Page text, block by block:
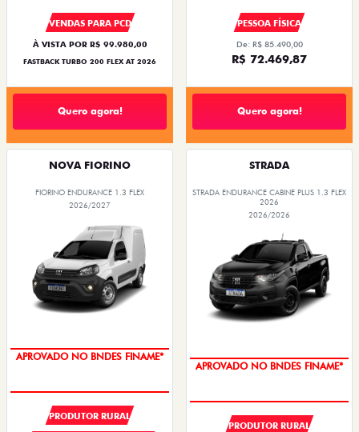
VENDAS PARA PCD
À VISTA POR R$ 99.980,00
FASTBACK TURBO 200 FLEX AT 2026
Quero agora!
PESSOA FÍSICA
De: R$ 85.490,00
R$ 72.469,87
Quero agora!
NOVA FIORINO
FIORINO ENDURANCE 1.3 FLEX
2026/2027
APROVADO NO BNDES FINAME*
PRODUTOR RURAL
STRADA
STRADA ENDURANCE CABINE PLUS 1.3 FLEX
2026
2026/2026
APROVADO NO BNDES FINAME*
PRODUTOR RURAL